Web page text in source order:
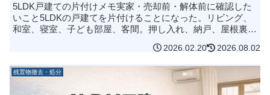
5LDK戸建ての片付けメモ実家・売却前・解体前に確認した
いこと5LDKの戸建てを片付けることになった。リビング、
和室、寝室、子ども部屋、客間。押し入れ、納戸、屋根裏、
2026.02.20 2026.08.02
残置物撤去・処分